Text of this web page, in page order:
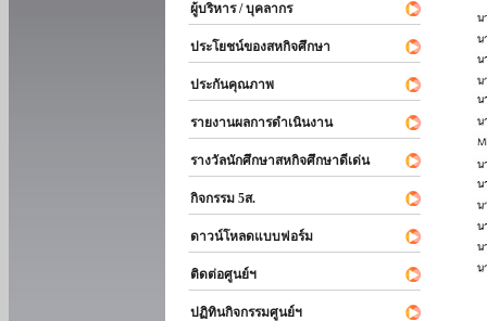
ผู้บริหาร / บุคลากร
ประโยชน์ของสหกิจศึกษา
ประกันคุณภาพ
รายงานผลการดำเนินงาน
รางวัลนักศึกษาสหกิจศึกษาดีเด่น
กิจกรรม 5ส.
ดาวน์โหลดแบบฟอร์ม
ติดต่อศูนย์ฯ
ปฏิทินกิจกรรมศูนย์ฯ